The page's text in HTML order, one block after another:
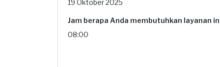
19 Oktober 2025
Jam berapa Anda membutuhkan layanan
08:00